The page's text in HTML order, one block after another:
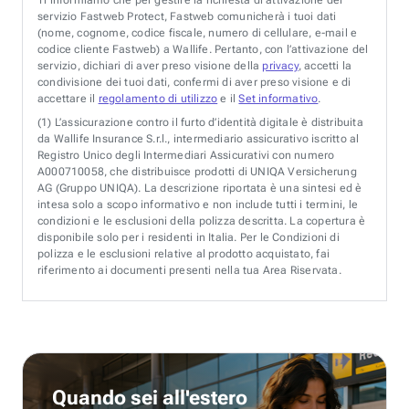
servizio Fastweb Protect, Fastweb comunicherà i tuoi dati
(nome, cognome, codice fiscale, numero di cellulare, e-mail e
codice cliente Fastweb) a Wallife. Pertanto, con l’attivazione del
servizio, dichiari di aver preso visione della privacy, accetti la
condivisione dei tuoi dati, confermi di aver preso visione e di
accettare il regolamento di utilizzo e ilSet informativo.
(1) L’assicurazione contro il furto d’identità digitale è distribuita
da Wallife Insurance S.r.l., intermediario assicurativo iscritto al
Registro Unico degli Intermediari Assicurativi con numero
A000710058, che distribuisce prodotti di UNIQA Versicherung
AG (Gruppo UNIQA). La descrizione riportata è una sintesi ed è
intesa solo a scopo informativo e non include tutti i termini, le
condizioni e le esclusioni della polizza descritta. La copertura è
disponibile solo per i residenti in Italia. Per le Condizioni di
polizza e le esclusioni relative al prodotto acquistato, fai
riferimento ai documenti presenti nella tua Area Riservata.
Quando sei all'estero